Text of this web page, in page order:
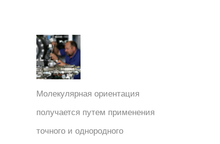
Молекулярная ориентация
получается путем применения
точного и однородного